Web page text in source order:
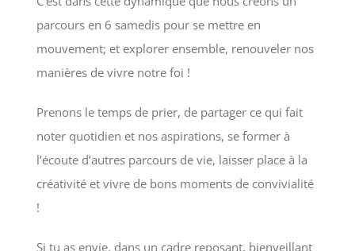
parcours en 6 samedis pour se mettre en
mouvement; et explorer ensemble, renouveler nos
manières de vivre notre foi !
Prenons le temps de prier, de partager ce qui fait
noter quotidien et nos aspirations, se former à
l’écoute d’autres parcours de vie, laisser place à la
créativité et vivre de bons moments de convivialité
!
Si tu as envie, dans un cadre reposant, bienveillant